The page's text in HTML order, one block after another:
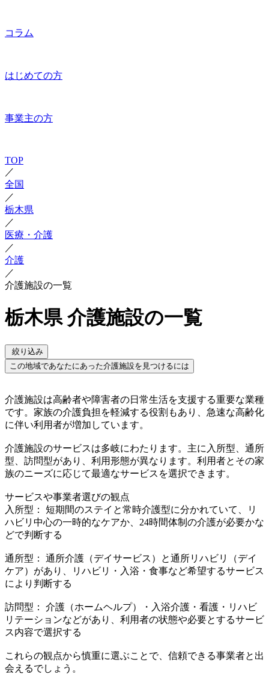
コラム
はじめての方
事業主の方
TOP
／
全国
／
栃木県
／
医療・介護
／
介護
／
介護施設の一覧
栃木県 介護施設の一覧
絞り込み
この地域であなたにあった介護施設を見つけるには
介護施設は高齢者や障害者の日常生活を支援する重要な業種
です。家族の介護負担を軽減する役割もあり、急速な高齢化
に伴い利用者が増加しています。
介護施設のサービスは多岐にわたります。主に入所型、通所
型、訪問型があり、利用形態が異なります。利用者とその家
族のニーズに応じて最適なサービスを選択できます。
サービスや事業者選びの観点
入所型： 短期間のステイと常時介護型に分かれていて、リ
ハビリ中心の一時的なケアか、24時間体制の介護が必要かな
どで判断する
通所型： 通所介護（デイサービス）と通所リハビリ（デイ
ケア）があり、リハビリ・入浴・食事など希望するサービス
により判断する
訪問型： 介護（ホームヘルプ）・入浴介護・看護・リハビ
リテーションなどがあり、利用者の状態や必要とするサービ
ス内容で選択する
これらの観点から慎重に選ぶことで、信頼できる事業者と出
会えるでしょう。